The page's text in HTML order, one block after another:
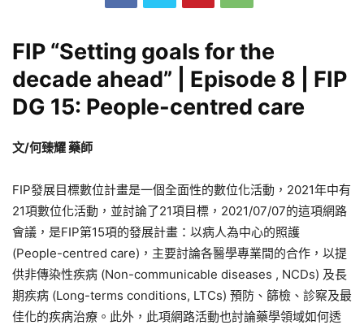
FIP “Setting goals for the
decade ahead” | Episode 8 | FIP
DG 15: People-centred care
文/何臻耀 藥師
FIP發展目標數位計畫是一個全面性的數位化活動，2021年中有
21項數位化活動，並討論了21項目標，2021/07/07的這項網路
會議，是FIP第15項的發展計畫：以病人為中心的照護
(People-centred care)，主要討論各醫學專業間的合作，以提
供非傳染性疾病 (Non-communicable diseases , NCDs) 及長
期疾病 (Long-terms conditions, LTCs) 預防、篩檢、診察及最
佳化的疾病治療。此外，此項網路活動也討論藥學領域如何透